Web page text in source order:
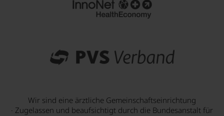
Wir sind eine ärztliche Gemeinschaftseinrichtung
· Zugelassen und beaufsichtigt durch die Bundesanstalt für